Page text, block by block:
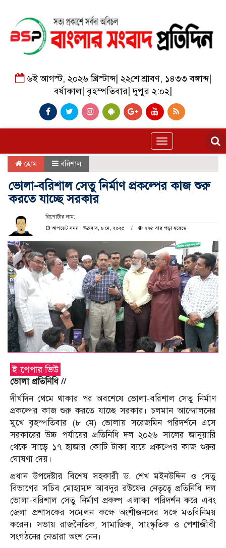
৬ই আগস্ট, ২০২৬ খ্রিস্টাব্দ| ২২শে শ্রাবণ, ১৪৩৩ বঙ্গাব্দ|
বর্ষাকাল|বৃহস্পতিবার |দুপুর ২:০২
Toggle
navigation
হোম বরিশাল
ভোলা-বরিশাল সেতু নির্মাণ প্রকল্পের কাজ শুরু
করতে যাচ্ছে সরকার
রিপোর্টার নাম:
আপডেট সময় : শুক্রবার, ৯ মে, ২০২৫
২২৫ বার পড়া হয়েছে
ভোলা প্রতিনিধি //
দীর্ঘদিন থেমে থাকার পর অবশেষে ভোলা-বরিশাল সেতু নির্মাণ
প্রকল্পের কাজ শুরু করতে যাচ্ছে সরকার। চলমান আন্দোলনের
মুখে বৃহস্পতিবার (৮ মে) ভোলায় সরেজমিন পরিদর্শনে এসে
সরকারের উচ্চ পর্যায়ের প্রতিনিধি দল ২০২৬ সালের জানুয়ারি
থেকে সাড়ে ১৭ হাজার কোটি টাকা ব্যয়ে প্রকল্পের কাজ শুরুর
ঘোষণা দেয়।
প্রধান উপদেষ্টার বিশেষ সহকারী ড. শেখ মইনউদ্দিন ও সেতু
বিভাগের সচিব মোহাম্মদ আবদুর রউফের নেতৃত্বে প্রতিনিধি দল
ভোলা-বরিশাল সেতু নির্মাণ প্রকল্প এলাকা পরিদর্শন করে এবং
জেলা প্রশাসকের সম্মেলন কক্ষে অংশীজনদের সঙ্গে মতবিনিময়
করেন। সভায় রাজনৈতিক, সামাজিক, সাংস্কৃতিক ও পেশাজীবী
সংগঠনের নেতারা অংশ নেন।